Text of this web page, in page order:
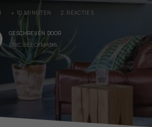
+ 10 MINUTEN 2 REACTIES
GESCHREVEN DOOR
ERIC BEECKMANS